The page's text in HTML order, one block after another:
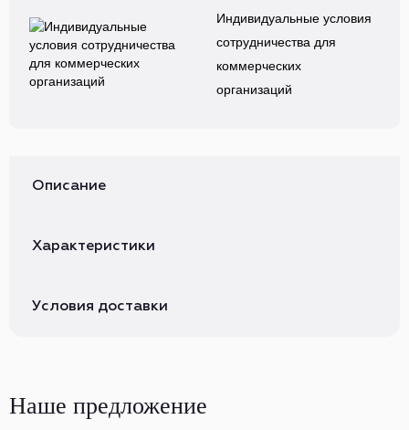
Индивидуальные условия
сотрудничества для
коммерческих
организаций
Описание
Характеристики
Условия доставки
Наше предложение